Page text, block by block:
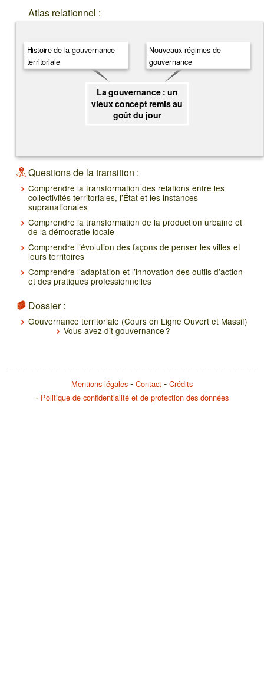
Atlas relationnel :
La gouvernance : un
vieux concept remis au
goût du jour
Nouveaux régimes de
gouvernance
Histoire de la gouvernance
territoriale
Questions de la transition :
Comprendre la transformation des relations entre les
collectivités territoriales, l’État et les instances
supranationales
Comprendre la transformation de la production urbaine et
de la démocratie locale
Comprendre l’évolution des façons de penser les villes et
leurs territoires
Comprendre l’adaptation et l’innovation des outils d’action
et des pratiques professionnelles
Dossier :
Gouvernance territoriale (Cours en Ligne Ouvert et Massif)
Vous avez dit gouvernance ?
Mentions légales Contact
Crédits
Politique de confidentialité et de protection des données